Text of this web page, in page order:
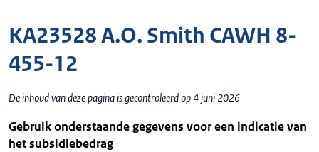
KA23528 A.O. Smith CAWH 8-
455-12
De inhoud van deze pagina is gecontroleerd op 4 juni 2026
Gebruik onderstaande gegevens voor een indicatie van
het subsidiebedrag